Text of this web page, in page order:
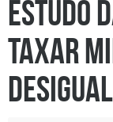
Estudo
taxar